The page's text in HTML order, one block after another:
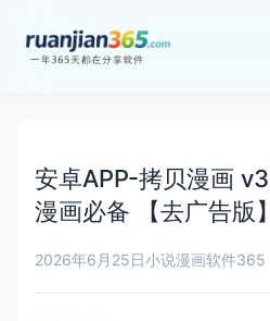
安卓APP-拷贝漫画
漫画必备 【去广告版】
2026年6月25日小说漫画软件365